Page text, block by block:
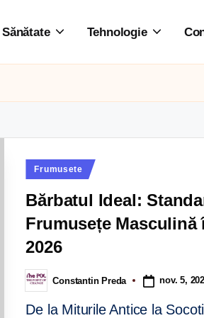
Sănătate Tehnologie
Frumusete
Bărbatul Ideal:
Frumusețe Masculină
2026
Constantin Preda nov. 5,
De la Miturile Antice la